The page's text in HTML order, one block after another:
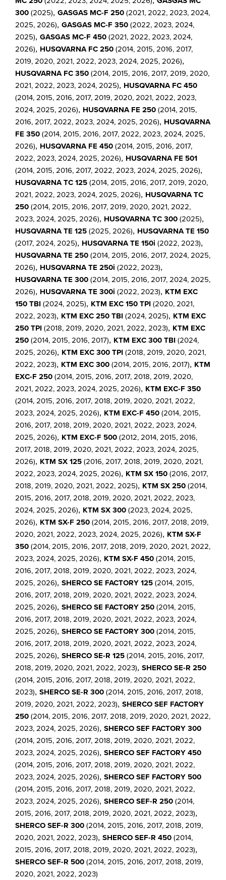
300(2025), GASGAS MC-F 250(2021, 2022, 2023, 2024,
2025, 2026), GASGAS MC-F 350(2022, 2023, 2024,
2025), GASGAS MC-F 450(2021, 2022, 2023, 2024,
2026), HUSQVARNA FC 250(2014, 2015, 2016, 2017,
2019, 2020, 2021, 2022, 2023, 2024, 2025, 2026),
HUSQVARNA FC 350(2014, 2015, 2016, 2017, 2019, 2020,
2021, 2022, 2023, 2024, 2025), HUSQVARNA FC 450
(2014, 2015, 2016, 2017, 2019, 2020, 2021, 2022, 2023,
2024, 2025, 2026), HUSQVARNA FE 250(2014, 2015,
2016, 2017, 2022, 2023, 2024, 2025, 2026), HUSQVARNA
FE 350(2014, 2015, 2016, 2017, 2022, 2023, 2024, 2025,
2026), HUSQVARNA FE 450(2014, 2015, 2016, 2017,
2022, 2023, 2024, 2025, 2026), HUSQVARNA FE 501
(2014, 2015, 2016, 2017, 2022, 2023, 2024, 2025, 2026),
HUSQVARNA TC 125(2014, 2015, 2016, 2017, 2019, 2020,
2021, 2022, 2023, 2024, 2025, 2026), HUSQVARNA TC
250(2014, 2015, 2016, 2017, 2019, 2020, 2021, 2022,
2023, 2024, 2025, 2026), HUSQVARNA TC 300(2025),
HUSQVARNA TE 125(2025, 2026), HUSQVARNA TE 150
(2017, 2024, 2025), HUSQVARNA TE 150i (2022, 2023),
HUSQVARNA TE 250(2014, 2015, 2016, 2017, 2024, 2025,
2026), HUSQVARNA TE 250i (2022, 2023),
HUSQVARNA TE 300(2014, 2015, 2016, 2017, 2024, 2025,
2026), HUSQVARNA TE 300i (2022, 2023), KTM EXC
150 TBI(2024, 2025), KTM EXC 150 TPI(2020, 2021,
2022, 2023), KTM EXC 250 TBI(2024, 2025), KTM EXC
250 TPI(2018, 2019, 2020, 2021, 2022, 2023), KTM EXC
250(2014, 2015, 2016, 2017), KTM EXC 300 TBI(2024,
2025, 2026), KTM EXC 300 TPI(2018, 2019, 2020, 2021,
2022, 2023), KTM EXC 300(2014, 2015, 2016, 2017), KTM
EXC-F 250(2014, 2015, 2016, 2017, 2018, 2019, 2020,
2021, 2022, 2023, 2024, 2025, 2026), KTM EXC-F 350
(2014, 2015, 2016, 2017, 2018, 2019, 2020, 2021, 2022,
2023, 2024, 2025, 2026), KTM EXC-F 450(2014, 2015,
2016, 2017, 2018, 2019, 2020, 2021, 2022, 2023, 2024,
2025, 2026), KTM EXC-F 500(2012, 2014, 2015, 2016,
2017, 2018, 2019, 2020, 2021, 2022, 2023, 2024, 2025,
2026), KTM SX 125(2016, 2017, 2018, 2019, 2020, 2021,
2022, 2023, 2024, 2025, 2026), KTM SX 150(2016, 2017,
2018, 2019, 2020, 2021, 2022, 2025), KTM SX 250(2014,
2015, 2016, 2017, 2018, 2019, 2020, 2021, 2022, 2023,
2024, 2025, 2026), KTM SX 300(2023, 2024, 2025,
2026), KTM SX-F 250(2014, 2015, 2016, 2017, 2018, 2019,
2020, 2021, 2022, 2023, 2024, 2025, 2026), KTM SX-F
350(2014, 2015, 2016, 2017, 2018, 2019, 2020, 2021, 2022,
2023, 2024, 2025, 2026), KTM SX-F 450(2014, 2015,
2016, 2017, 2018, 2019, 2020, 2021, 2022, 2023, 2024,
2025, 2026), SHERCO SE FACTORY 125(2014, 2015,
2016, 2017, 2018, 2019, 2020, 2021, 2022, 2023, 2024,
2025, 2026), SHERCO SE FACTORY 250(2014, 2015,
2016, 2017, 2018, 2019, 2020, 2021, 2022, 2023, 2024,
2025, 2026), SHERCO SE FACTORY 300(2014, 2015,
2016, 2017, 2018, 2019, 2020, 2021, 2022, 2023, 2024,
2025, 2026), SHERCO SE-R 125(2014, 2015, 2016, 2017,
2018, 2019, 2020, 2021, 2022, 2023), SHERCO SE-R 250
(2014, 2015, 2016, 2017, 2018, 2019, 2020, 2021, 2022,
2023), SHERCO SE-R 300(2014, 2015, 2016, 2017, 2018,
2019, 2020, 2021, 2022, 2023), SHERCO SEF FACTORY
250(2014, 2015, 2016, 2017, 2018, 2019, 2020, 2021, 2022,
2023, 2024, 2025, 2026), SHERCO SEF FACTORY 300
(2014, 2015, 2016, 2017, 2018, 2019, 2020, 2021, 2022,
2023, 2024, 2025, 2026), SHERCO SEF FACTORY 450
(2014, 2015, 2016, 2017, 2018, 2019, 2020, 2021, 2022,
2023, 2024, 2025, 2026), SHERCO SEF FACTORY 500
(2014, 2015, 2016, 2017, 2018, 2019, 2020, 2021, 2022,
2023, 2024, 2025, 2026), SHERCO SEF-R 250(2014,
2015, 2016, 2017, 2018, 2019, 2020, 2021, 2022, 2023),
SHERCO SEF-R 300(2014, 2015, 2016, 2017, 2018, 2019,
2020, 2021, 2022, 2023), SHERCO SEF-R 450(2014,
2015, 2016, 2017, 2018, 2019, 2020, 2021, 2022, 2023),
SHERCO SEF-R 500(2014, 2015, 2016, 2017, 2018, 2019,
2020, 2021, 2022, 2023)